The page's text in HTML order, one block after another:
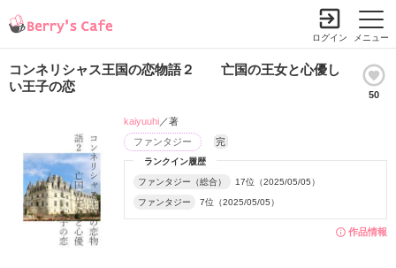
メニュー
ログイン
コンネリシャス王国の恋物語２ 亡国の王女と心優し
い王子の恋
50
作品情報
ランクイン履歴
ファンタジー（総合） 17位（2025/05/05）
ファンタジー 7位（2025/05/05）
ファンタジー 完
kaiyuuhi／著